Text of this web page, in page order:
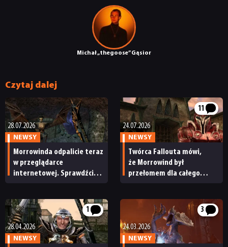
NEWSY
RECENZJE
KULTURA
RETRO
DYSKUSJE
Michał „thegoose” Gąsior
Czytaj dalej
28.07.2026
NEWSY
Morrowinda odpalicie teraz
w przeglądarce
internetowej. Sprawdźcie
11
24.07.2026
NEWSY
Twórca Fallouta mówi,
że Morrowind był
przełomem dla całego
zadebiutował”
1
28.04.2026
NEWSY
3
24.03.2026
NEWSY